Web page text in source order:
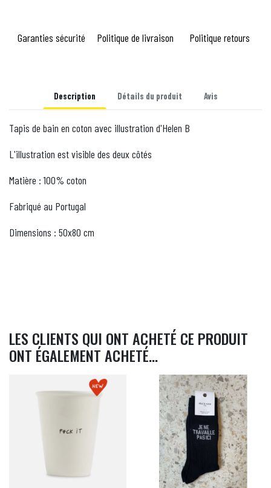
Garanties sécurité Politique de livraison Politique retours
Description Détails du produit Avis
Tapis de bain en coton avec illustration d'Helen B
L'illustration est visible des deux côtés
Matière : 100% coton
Fabriqué au Portugal
Dimensions : 50x80 cm
LES CLIENTS QUI ONT ACHETÉ CE PRODUIT
ONT ÉGALEMENT ACHETÉ...